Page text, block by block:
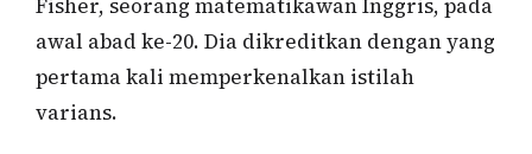
Fisher, seorang matematikawan Inggris, pada
awal abad ke-20. Dia dikreditkan dengan yang
pertama kali memperkenalkan istilah
varians.